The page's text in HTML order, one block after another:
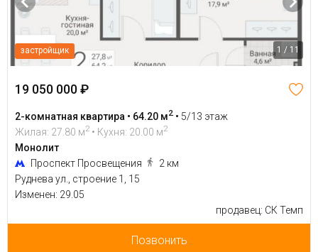
застройщик 1 / 11
19 050 000 ₽
2-комнатная квартира • 64.20 м2 • 5/13 этаж
Жилая: 27.80 м2 • Кухня: 20.00 м2
Монолит
Проспект Просвещения
2 км
Руднева ул., строение 1, 15
Изменен: 29.05
продавец: СК Темп
Позвонить